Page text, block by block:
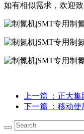
如有相似需求，欢迎致
上一篇
：正大
下一篇
：移动